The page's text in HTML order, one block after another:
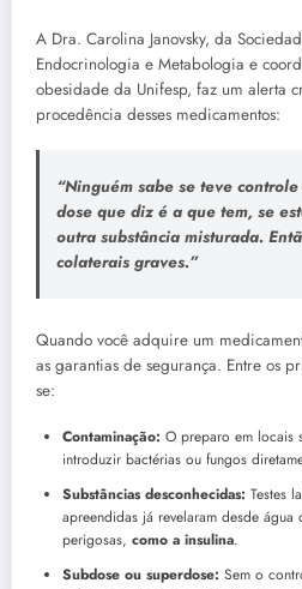
A Dra. Carolina Janovsky, da
Endocrinologia e Metabologia e
obesidade da Unifesp, faz um alerta
procedência desses medicamentos:
“Ninguém sabe se teve
dose que diz é a que tem, se
outra substância misturada.
colaterais graves.”
Quando você adquire um
as garantias de segurança. Entre os
se:
Contaminação: O preparo em locais
introduzir bactérias ou fungos
Substâncias desconhecidas: Testes
apreendidas já revelaram desde água
perigosas, como a insulina.
Subdose ou superdose: Sem o